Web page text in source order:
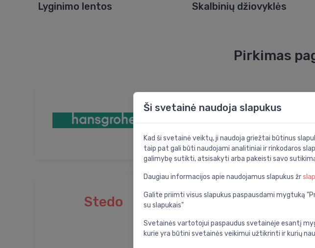
Lyginimo lentos Skalbinių džiovyklės
Pirkimas
Stedo
Ši svetainė naudoja slapukus
Kad ši svetainė veiktų, ji naudoja griežtai būtinus
taip pat gali būti naudojami analitiniai ir rinkodaros
galimybę sutikti, atsisakyti arba pakeisti savo
Daugiau informacijos apie naudojamus slapukus žr
Galite priimti visus slapukus paspausdami mygtuką
su slapukais"
Svetainės vartotojui paspaudus svetainėje esantį
kurie yra būtini svetainės veikimui užtikrinti ir kurių